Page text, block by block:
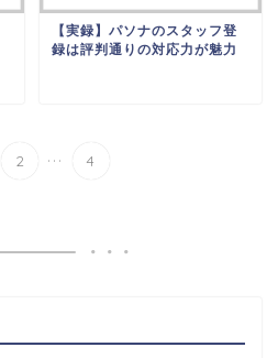
【実録】パソナのスタッフ登
録は評判通りの対応力が魅力
2 ... 4